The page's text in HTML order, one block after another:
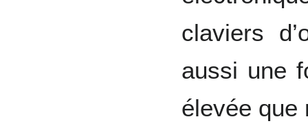
claviers
aussi une
élevée que